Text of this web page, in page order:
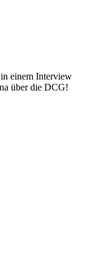
einem Interview
über die DCG!